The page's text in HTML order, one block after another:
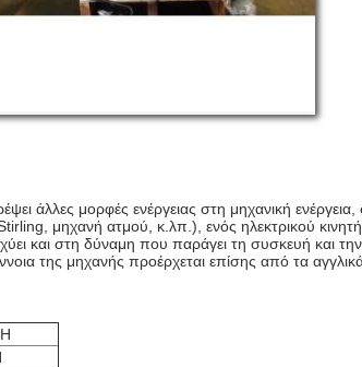
άλλες μορφές ενέργειας στη μηχανική
μηχανή ατμού, κ.λπ.), ενός ηλεκτρικού
και στη δύναμη που παράγει τη συσκευή
της μηχανής προέρχεται επίσης από τα